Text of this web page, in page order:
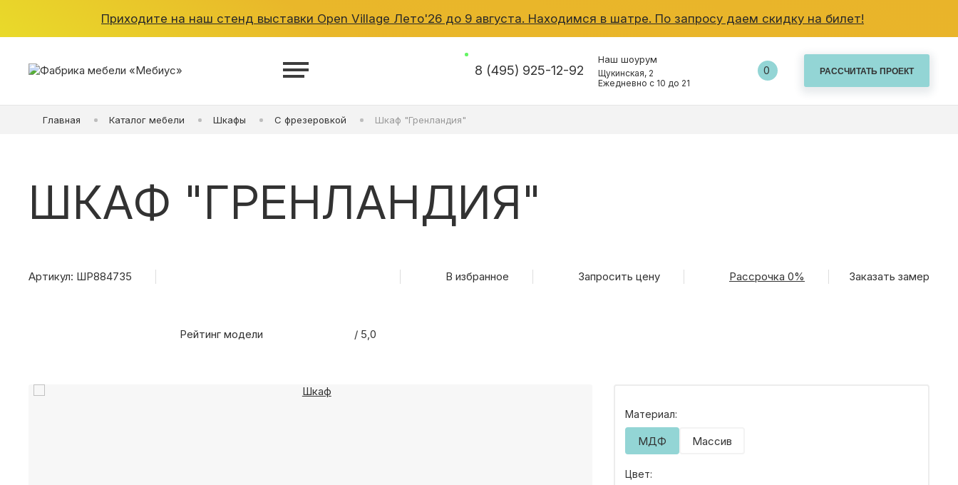
Приходите на наш стенд выставки Open Village Лето'26 до 9 августа. Находимся в шатре. По запросу даем скидку на билет!
8 (495) 925-12-92
Наш шоурум
Щукинская, 2
Ежедневно с 10 до 21
0
Главная Каталог мебели Шкафы С фрезеровкой Шкаф "Гренландия"
ШКАФ "ГРЕНЛАНДИЯ"
Артикул: ШР884735
Рейтинг модели / 5,0
В избранное Запросить цену Рассрочка 0% Заказать замер
Материал:
МДФ Массив
Цвет:
ГАРДЕРОБНЫЕ
ДЕТСКИЕ
ВАННАЯ
КОНТАКТЫ
О ФАБРИКЕ
НАШЕ ПРОИЗВОДСТВО
ПОРТФОЛИО